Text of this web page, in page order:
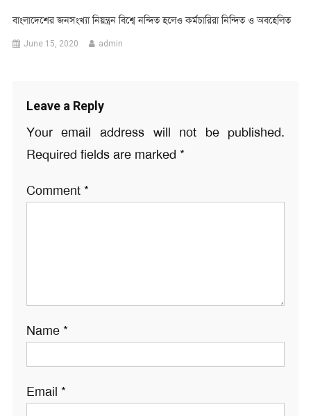
বাংলাদেশের জনসংখ্যা নিয়ন্ত্রন বিশ্বে নন্দিত হলেও কর্মচারিরা নিন্দিত ও অবহেলিত
June 15, 2020 admin
Leave a Reply
Your email address will not be published.
Required fields are marked *
Comment *
Name *
Email *